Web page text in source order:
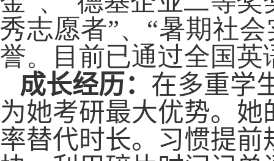
秀志愿者”、“暑期社
誉。目前已通过全国
成长经历： 在多重学
为她考研最大优势。
率替代时长。习惯提